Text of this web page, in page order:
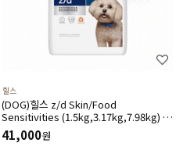
힐스
(DOG)힐스 z/d Skin/Food
Sensitivities (1.5kg,3.17kg,7.98kg) 식
이민감증 피부질환 위장관계-처방식,처방
사료
41,000원